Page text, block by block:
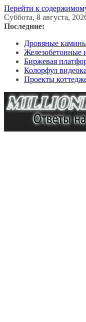
Перейти к
Суббота, 8 августа,
Последние:
Дровяные
Железобетонные
Биржевая
Колорфул
Проекты